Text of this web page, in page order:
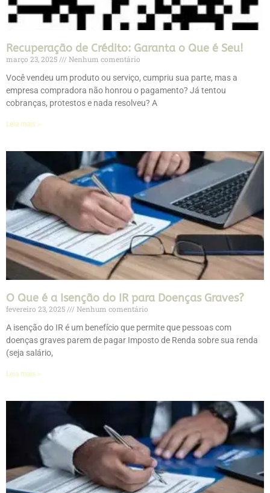
Recuperação de Crédito: Garanta o Que é Seu!
março 23, 2025
Nenhum comentário
Você vendeu um produto ou serviço, cumpriu sua parte, mas a
empresa compradora não honrou o pagamento? Já tentou
cobranças, protestos e nada resolveu? A
Leia mais »
O Que é a Isenção do IR para Doenças Graves?
fevereiro 23, 2025
Nenhum comentário
A isenção do IR é um benefício que permite que pessoas com
doenças graves parem de pagar Imposto de Renda sobre sua renda
(seja salário,
Leia mais »